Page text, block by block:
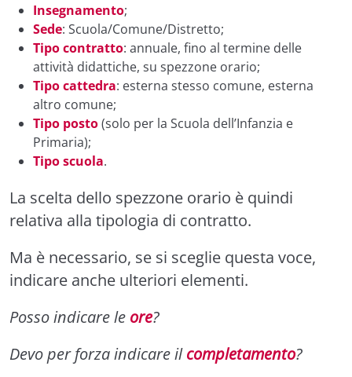
Insegnamento;
Sede: Scuola/Comune/Distretto;
Tipo contratto: annuale, fino al termine delle
attività didattiche, su spezzone orario;
Tipo cattedra: esterna stesso comune, esterna
altro comune;
Tipo posto(solo per la Scuola dell’Infanzia e
Primaria);
Tipo scuola.
La scelta dello spezzone orario è quindi
relativa alla tipologia di contratto.
Ma è necessario, se si sceglie questa voce,
indicare anche ulteriori elementi.
Posso indicare le ore?
Devo per forza indicare ilcompletamento?